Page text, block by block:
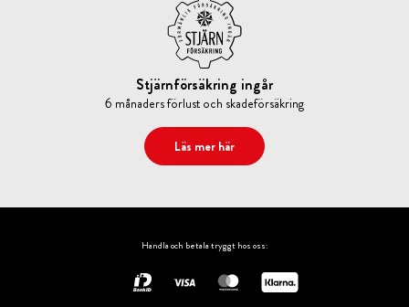
Stjärnförsäkring ingår
6 månaders förlust och skadeförsäkring
Läs mer här
Handla och betala tryggt hos oss: